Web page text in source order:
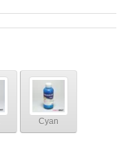
Cyan